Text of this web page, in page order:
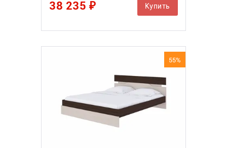
38 235 ₽ Купить
55%